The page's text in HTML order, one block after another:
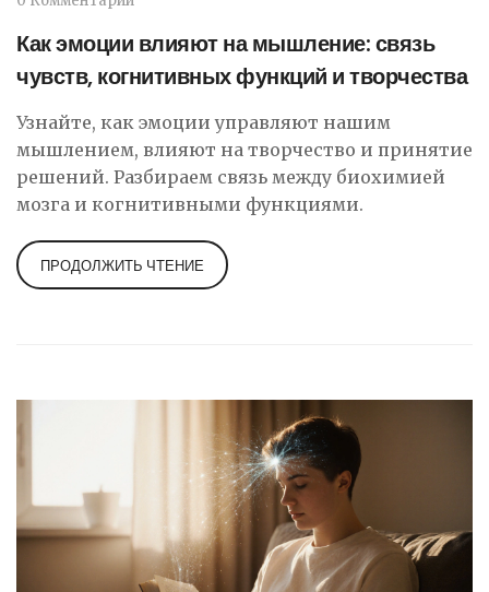
Как эмоции влияют на мышление: связь
чувств, когнитивных функций и творчества
Узнайте, как эмоции управляют нашим
мышлением, влияют на творчество и принятие
решений. Разбираем связь между биохимией
мозга и когнитивными функциями.
ПРОДОЛЖИТЬ ЧТЕНИЕ